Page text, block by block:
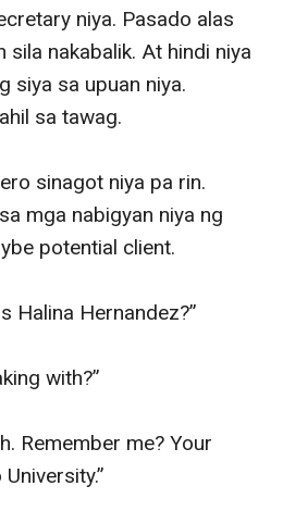
niya. Pasado alas
sila nakabalik. At hindi niya
siya sa upuan niya.
sa tawag.
sinagot niya pa rin.
mga nabigyan niya ng
potential client.
Halina Hernandez?”
with?”
Remember me? Your